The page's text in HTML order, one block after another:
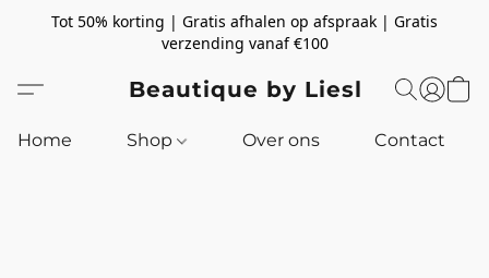
Tot 50% korting | Gratis afhalen op afspraak | Gratis
verzending vanaf €100
Beautique by Liesl
Home Shop Over ons Contact